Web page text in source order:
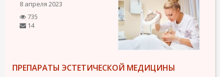
8 апреля 2023
735
14
ПРЕПАРАТЫ ЭСТЕТИЧЕСКОЙ МЕДИЦИНЫ